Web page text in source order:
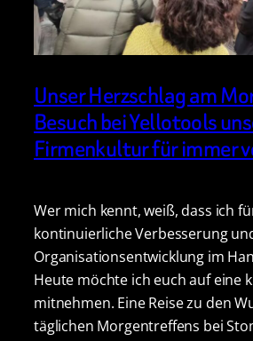
Unser Herzschlag am
Besuch bei Yellotools
Firmenkultur für immer
Wer mich kennt, weiß, dass ich
kontinuierliche Verbesserung
Organisationsentwicklung im
Heute möchte ich euch auf eine
mitnehmen. Eine Reise zu den
täglichen Morgentreffens bei